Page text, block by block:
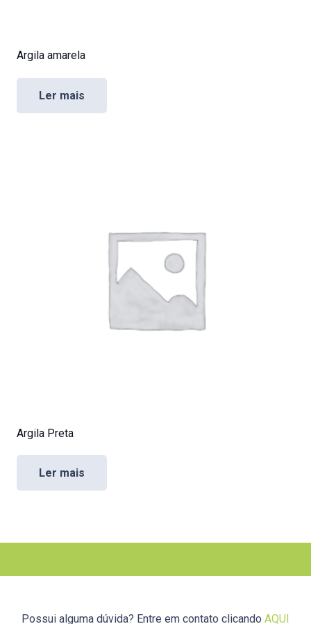
Argila amarela
Ler mais
Argila Preta
Ler mais
Possui alguma dúvida? Entre em contato clicando AQUI